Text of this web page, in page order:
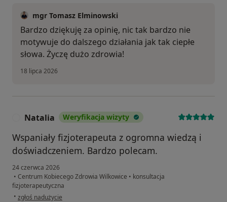
mgr Tomasz Elminowski
Bardzo dziękuję za opinię, nic tak bardzo nie
motywuje do dalszego działania jak tak ciepłe
słowa. Życzę dużo zdrowia!
18 lipca 2026
Natalia Weryfikacja wizyty
Wspaniały fizjoterapeuta z ogromna wiedzą i
doświadczeniem. Bardzo polecam.
24 czerwca 2026
• Centrum Kobiecego Zdrowia Wilkowice • konsultacja
fizjoterapeutyczna
• w opinii użytkownika Natalia
zgłoś nadużycie